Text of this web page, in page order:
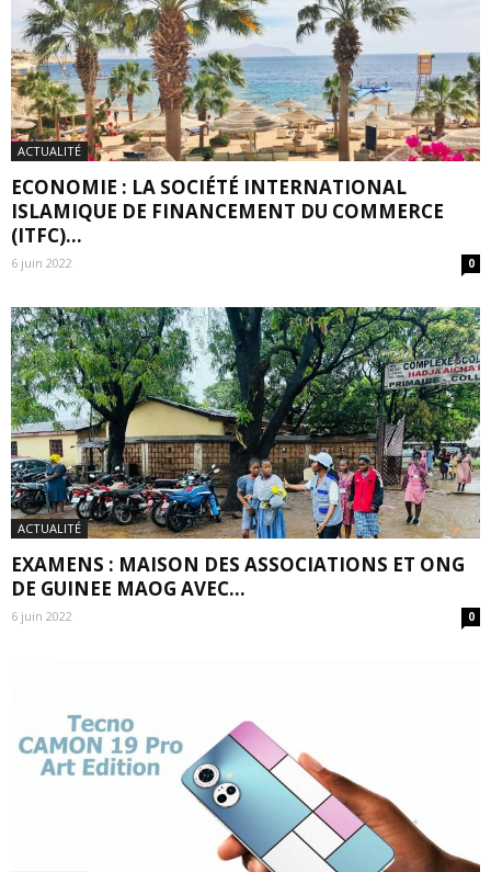
ACTUALITÉ
ECONOMIE : LA SOCIÉTÉ INTERNATIONAL
ISLAMIQUE DE FINANCEMENT DU COMMERCE
(ITFC)...
6 juin 2022 0
ACTUALITÉ
EXAMENS : MAISON DES ASSOCIATIONS ET ONG
DE GUINEE MAOG AVEC...
6 juin 2022 0